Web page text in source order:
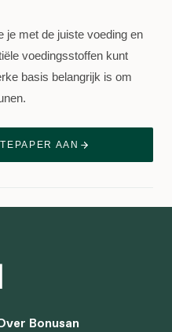
je met de juiste voeding en
voedingsstoffen kunt
basis belangrijk is om
AAN
Bonusan